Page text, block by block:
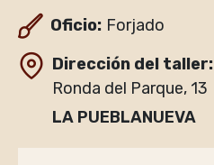
Oficio: Forjado
Dirección del taller
Ronda del Parque, 13
LA PUEBLANUEVA